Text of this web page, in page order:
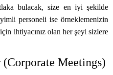
bulacak, size en iyi şekilde
personeli ise örneklemenizin
ihtiyacınız olan her şeyi sizlere
Meetings)